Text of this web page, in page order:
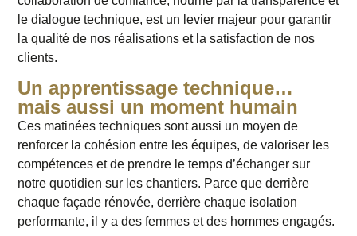
le dialogue technique, est un levier majeur pour garantir
la qualité de nos réalisations et la satisfaction de nos
clients.
Un apprentissage technique…
mais aussi un moment humain
Ces matinées techniques sont aussi un moyen de
renforcer la cohésion entre les équipes, de valoriser les
compétences et de prendre le temps d’échanger sur
notre quotidien sur les chantiers. Parce que derrière
chaque façade rénovée, derrière chaque isolation
performante, il y a des femmes et des hommes engagés.